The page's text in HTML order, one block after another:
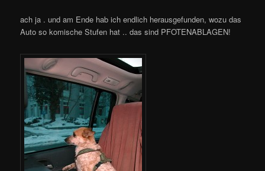
ach ja . und am Ende hab ich endlich herausgefunden, wozu das
Auto so komische Stufen hat .. das sind PFOTENABLAGEN!